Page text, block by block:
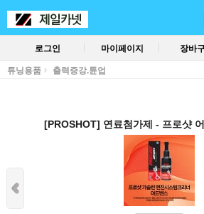
로그인 마이페이지 장바
튜닝용품 출력증강.튠업
[PROSHOT] 연료첨가제 - 프로샷